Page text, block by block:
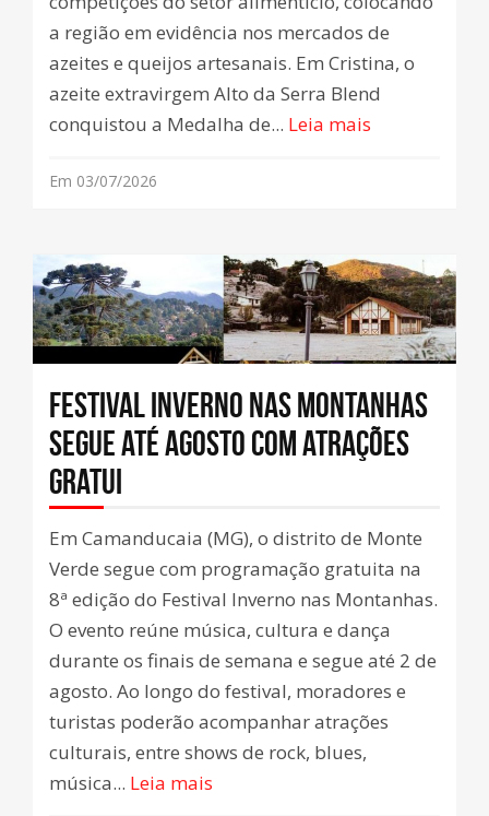
a região em evidência nos mercados de
azeites e queijos artesanais. Em Cristina, o
azeite extravirgem Alto da Serra Blend
conquistou a Medalha de... Leia mais
Em 03/07/2026
Festival Inverno nas Montanhas
segue até agosto com atrações
gratui
Em Camanducaia (MG), o distrito de Monte
Verde segue com programação gratuita na
8ª edição do Festival Inverno nas Montanhas.
O evento reúne música, cultura e dança
durante os finais de semana e segue até 2 de
agosto. Ao longo do festival, moradores e
turistas poderão acompanhar atrações
culturais, entre shows de rock, blues,
música... Leia mais